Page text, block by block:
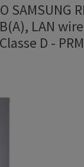
SAMSUNG
LAN
D -